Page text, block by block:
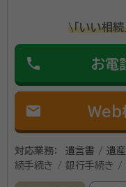
\「いい相
phone お電
mail Web
対応業務：
遺言書 / 遺
続手続き / 銀行手続き /